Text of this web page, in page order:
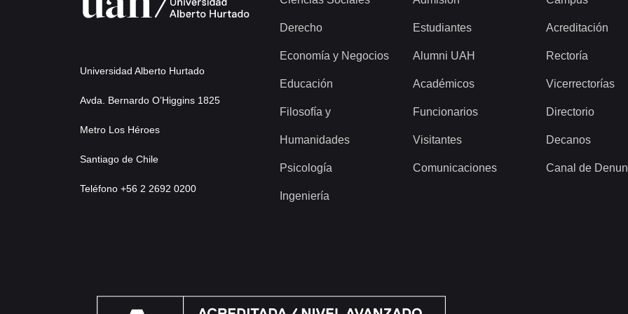
Universidad Alberto Hurtado
Avda. Bernardo O’Higgins 1825
Metro Los Héroes
Santiago de Chile
Teléfono +56 2 2692 0200
Derecho
Economía y Negocios
Educación
Filosofía y
Humanidades
Psicología
Ingeniería
Estudiantes
Alumni UAH
Académicos
Funcionarios
Visitantes
Comunicaciones
Acreditación
Rectoría
Vicerrectorías
Directorio
Decanos
Canal de